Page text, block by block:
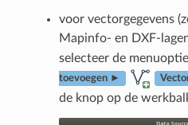
voor vectorgegevens
Mapinfo- en DXF-
selecteer de menuoptie
toevoegen ►
de knop op de